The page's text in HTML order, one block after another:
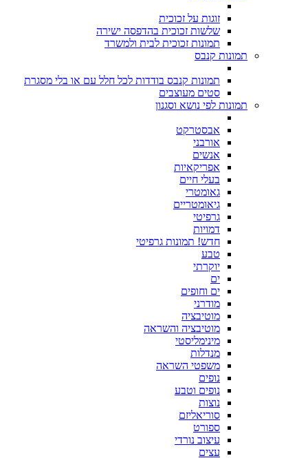
זוגות על זכוכית
שלשות זכוכית בהדפסה ישירה
תמונות זכוכית לבית ולמשרד
תמונות קנבס
תמונות קנבס בודדות לכל חלל עם או בלי מסגרת
סטים מעוצבים
תמונות לפי נושא וסגנון
אבסטרקט
אורבני
אנשים
אפריקאיות
בעלי חיים
גאומטרי
גיאומטריים
גרפיטי
דמויות
חדש! תמונות גרפיטי
טבע
יוקרתי
ים
ים וחופים
מודרני
מוטיבציה
מוטיבציה והשראה
מינימליסטי
מנדלות
משפטי השראה
נופים
נופים וטבע
נוצות
סוריאליזם
ספורט
עיצוב נורדי
עצים